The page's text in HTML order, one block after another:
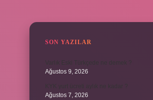
SON YAZILAR
Ağustos 9, 2026
Ağustos 7, 2026